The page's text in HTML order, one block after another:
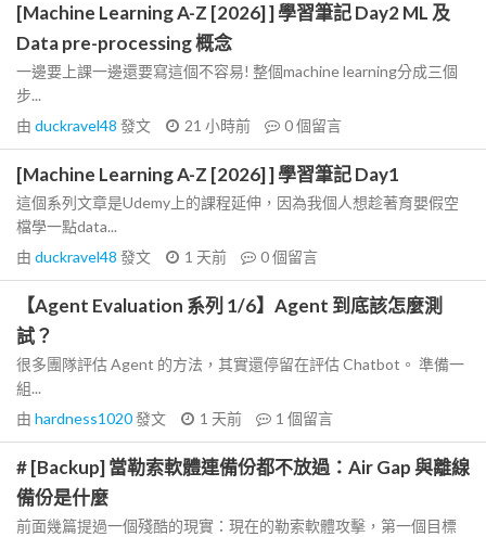
[Machine Learning A-Z [2026] ] 學習筆記 Day2 ML 及
Data pre-processing 概念
一邊要上課一邊還要寫這個不容易! 整個machine learning分成三個
步...
由 duckravel48 發文 21 小時前 0個留言
[Machine Learning A-Z [2026] ] 學習筆記 Day1
這個系列文章是Udemy上的課程延伸，因為我個人想趁著育嬰假空
檔學一點data...
由 duckravel48 發文 1 天前 0個留言
【Agent Evaluation 系列 1/6】Agent 到底該怎麼測
試？
很多團隊評估 Agent 的方法，其實還停留在評估 Chatbot。 準備一
組...
由 hardness1020發文 1 天前 1 個留言
# [Backup] 當勒索軟體連備份都不放過：Air Gap 與離線
備份是什麼
前面幾篇提過一個殘酷的現實：現在的勒索軟體攻擊，第一個目標